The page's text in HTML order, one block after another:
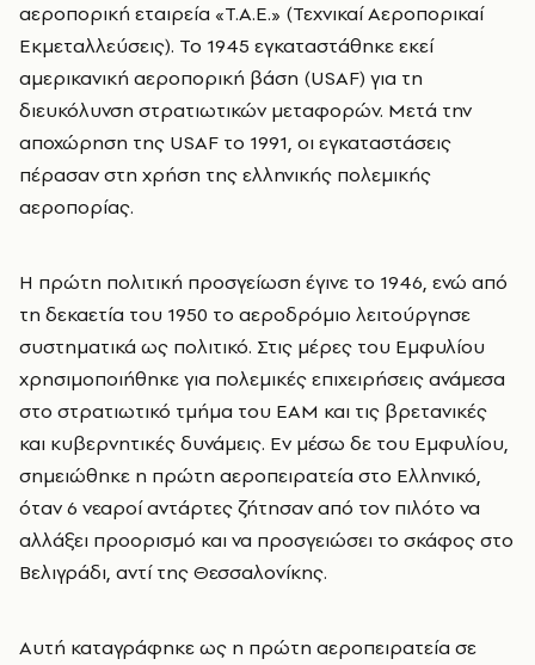
αεροπορική εταιρεία «Τ.Α.Ε.» (Τεχνικαί Αεροπορικαί
Εκμεταλλεύσεις). Το 1945 εγκαταστάθηκε εκεί
αμερικανική αεροπορική βάση (USAF) για τη
διευκόλυνση στρατιωτικών μεταφορών. Μετά την
αποχώρηση της USAF το 1991, οι εγκαταστάσεις
πέρασαν στη χρήση της ελληνικής πολεμικής
αεροπορίας.
Η πρώτη πολιτική προσγείωση έγινε το 1946, ενώ από
τη δεκαετία του 1950 το αεροδρόμιο λειτούργησε
συστηματικά ως πολιτικό. Στις μέρες του Εμφυλίου
χρησιμοποιήθηκε για πολεμικές επιχειρήσεις ανάμεσα
στο στρατιωτικό τμήμα του ΕΑΜ και τις βρετανικές
και κυβερνητικές δυνάμεις. Εν μέσω δε του Εμφυλίου,
σημειώθηκε η πρώτη αεροπειρατεία στο Ελληνικό,
όταν 6 νεαροί αντάρτες ζήτησαν από τον πιλότο να
αλλάξει προορισμό και να προσγειώσει το σκάφος στο
Βελιγράδι, αντί της Θεσσαλονίκης.
Αυτή καταγράφηκε ως η πρώτη αεροπειρατεία σε